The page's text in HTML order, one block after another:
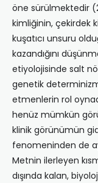
öne sürülmektedir
kimliğinin, çekirdek
kuşatıcı unsuru
kazandığını
etiyolojisinde salt
genetik
etmenlerin rol
henüz mümkün
klinik görünümün
fenomeninden de
Metnin ilerleyen
dışında kalan,